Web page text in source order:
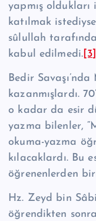
yapmış
katılmak
sû­lul­lah
kabul edilmedi. [3]
Bedir
kazanmışlardı.
o kadar da esir
yazma bi­lenler,
okuma-yazma
kılacaklardı. Bu
öğrenenlerden
Hz. Zeyd bin
öğrendikten